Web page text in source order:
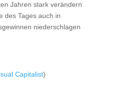
Jahren stark verändern
des Tages auch in
niederschlagen
Capitalist)